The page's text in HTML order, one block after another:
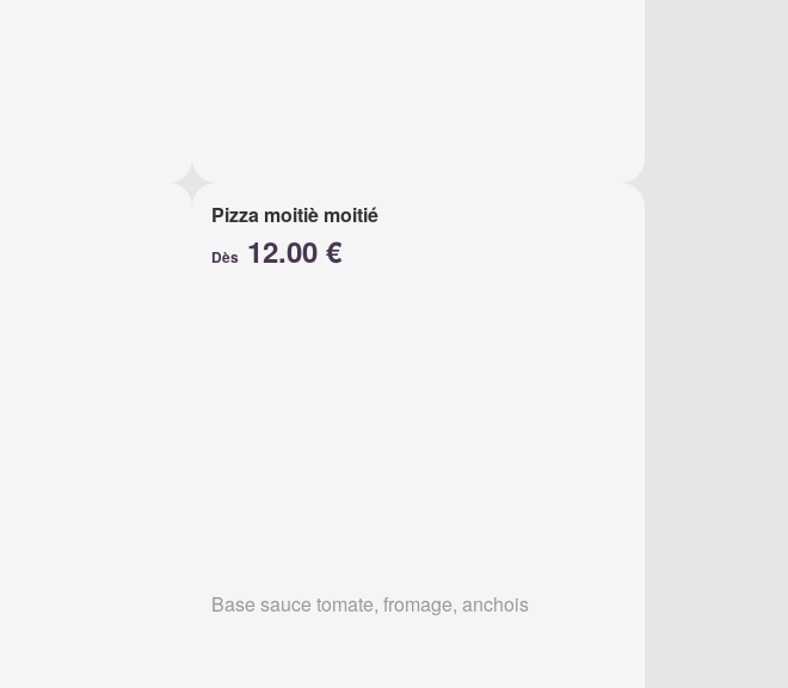
Pizza moitiè moitié
Dès 12.00 €
Base sauce tomate, fromage, anchois